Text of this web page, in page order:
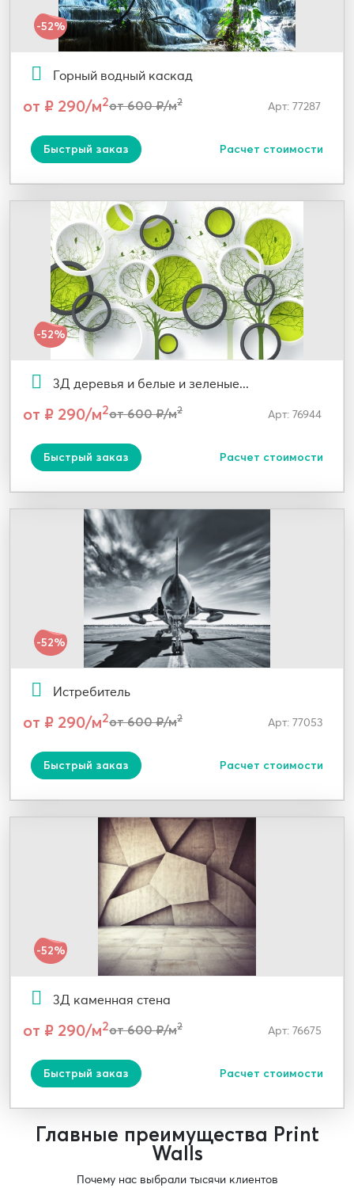
-52%
Горный водный каскад
от ₽ 290/м2от 600 ₽/м2 Арт: 77287
Быстрый заказ Расчет стоимости
-52%
3Д деревья и белые и зеленые...
от ₽ 290/м2от 600 ₽/м2 Арт: 76944
Быстрый заказ Расчет стоимости
-52%
Истребитель
от ₽ 290/м2от 600 ₽/м2 Арт: 77053
Быстрый заказ Расчет стоимости
-52%
3Д каменная стена
от ₽ 290/м2от 600 ₽/м2 Арт: 76675
Быстрый заказ Расчет стоимости
Главные преимущества Print
Walls
Почему нас выбрали тысячи клиентов